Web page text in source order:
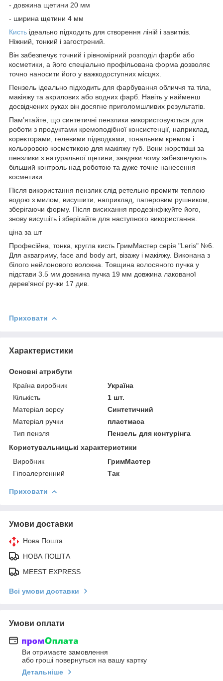
- довжина щетини 20 мм
- ширина щетини 4 мм
Кисть ідеально підходить для створення ліній і завитків.
Ніжний, тонкий і загострений.
Він забезпечує точний і рівномірний розподіл фарби або
косметики, а його спеціально профільована форма дозволяє
точно наносити його у важкодоступних місцях.
Пензель ідеально підходить для фарбування обличчя та тіла,
макіяжу та акрилових або водних фарб. Навіть у найменш
досвідчених руках він досягне приголомшливих результатів.
Пам’ятайте, що синтетичні пензлики використовуються для
роботи з продуктами кремоподібної консистенції, наприклад,
коректорами, гелевими підводками, тональним кремом і
кольоровою косметикою для макіяжу губ. Вони жорсткіші за
пензлики з натуральної щетини, завдяки чому забезпечують
більший контроль над роботою та дуже точне нанесення
косметики.
Після використання пензлик слід ретельно промити теплою
водою з милом, висушити, наприклад, паперовим рушником,
зберігаючи форму. Після висихання продезінфікуйте його,
знову висушіть і зберігайте для наступного використання.
ціна за шт
Професійна, тонка, кругла кисть ГримМастер серія "Leris" №6
Для аквагриму, face and body art, візажу і макіяжу. Виконана з
білого нейлонового волокна. Товщина волосяного пучка у
підстави 3.5 мм довжина пучка 19 мм довжина лакованої
дерев'яної ручки 17 див.
Приховати
Характеристики
Основні атрибути
Країна виробник
Україна
Кількість
1 шт.
Матеріал ворсу
Синтетичний
Матеріал ручки
пластмаса
Тип пензля
Пензель для контурінга
Користувальницькі характеристики
Виробник
ГримМастер
Гіпоалергенний
Так
Приховати
Умови доставки
Нова Пошта
НОВА ПОШТА
MEEST EXPRESS
Всі умови доставки
Умови оплати
Ви отримаєте замовлення
або гроші повернуться на вашу картку
Детальніше